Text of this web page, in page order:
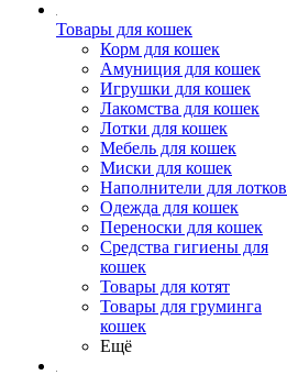
Товары для кошек
Корм для кошек
Амуниция для кошек
Игрушки для кошек
Лакомства для кошек
Лотки для кошек
Мебель для кошек
Миски для кошек
Наполнители для лотков
Одежда для кошек
Переноски для кошек
Средства гигиены для
кошек
Товары для котят
Товары для груминга
кошек
Ещё